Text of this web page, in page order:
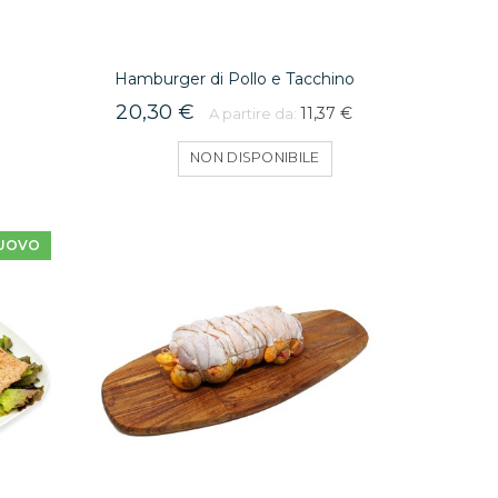
Hamburger di Pollo e Tacchino
20,30 € A partire da: 11,37 €
NON DISPONIBILE